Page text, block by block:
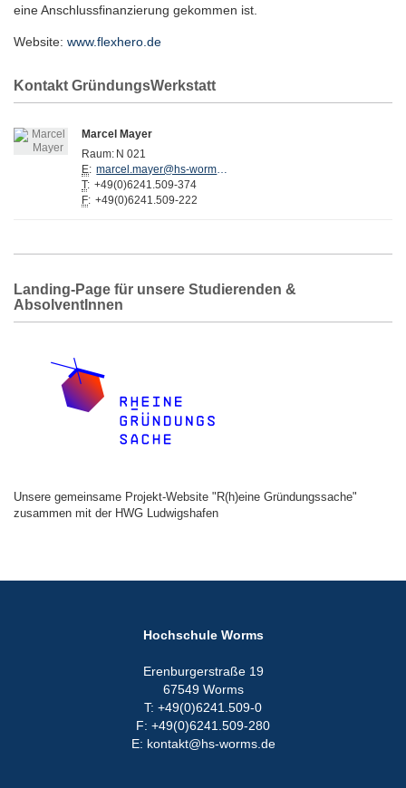
eine Anschlussfinanzierung gekommen ist.
Website: www.flexhero.de
Kontakt GründungsWerkstatt
Marcel Mayer
Raum: N 021
E:
marcel.mayer@hs-worms.de
T: +49(0)6241.509-374
F: +49(0)6241.509-222
Landing-Page für unsere Studierenden &
AbsolventInnen
Unsere gemeinsame Projekt-Website "R(h)eine Gründungssache"
zusammen mit der HWG Ludwigshafen
Hochschule Worms
Erenburgerstraße 19
67549 Worms
T: +49(0)6241.509-0
F: +49(0)6241.509-280
E: kontakt@hs-worms.de